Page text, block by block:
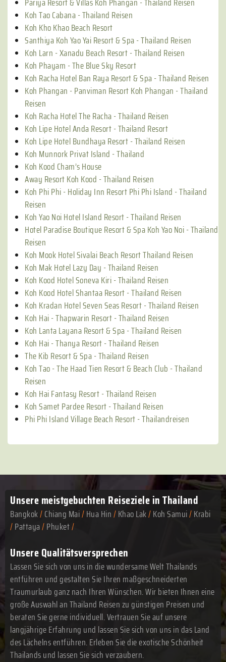
Koh Tao Cabana - Thailand Reisen
Koh Kho Khao Beach Resort
Santhiya Koh Yao Yai Resort & Spa - Thailand Reisen
Koh Larn - Xanadu Beach Resort - Thailand Reisen
Koh Phayam - The Blue Sky Resort
Koh Racha Hotel Ban Raya Resort & Spa - Thailand Reisen
Koh Phangan - Panviman Resort Koh Phangan - Thailand
Reisen
Koh Racha Hotel The Racha - Thailand Reisen
Koh Lipe Hotel Anda Resort - Thailand Resort
Koh Lipe Hotel Bundhaya Resort - Thailand Reisen
Koh Munnork Privat Island - Thailand
Koh Kood Cham’s House
Away Resort Koh Kood - Thailand Reisen
Koh Phi Phi - Holiday Inn Resort Phi Phi Island - Thailand
Reisen
Koh Yao Noi Hotel Island Resort - Thailand Reisen
Hotel Paradise Boutique Resort & Spa Koh Yao Noi - Thailand
Reisen
Koh Mook Hotel Sivalai Beach Resort Thailand Reisen
Koh Mak Hotel Lazy Day - Thailand Reisen
Koh Kood Hotel Soneva Kiri - Thailand Reisen
Koh Kood Hotel Shantaa Resort - Thailand Reisen
Koh Kradan Hotel Seven Seas Resort - Thailand Reisen
Koh Hai - Thapwarin Resort - Thailand Reisen
Koh Lanta Layana Resort & Spa - Thailand Reisen
Koh Hai - Thanya Resort - Thailand Reisen
The Kib Resort & Spa - Thailand Reisen
Koh Tao - The Haad Tien Resort & Beach Club - Thailand
Reisen
Koh Hai Fantasy Resort - Thailand Reisen
Koh Samet Pardee Resort - Thailand Reisen
Phi Phi Island Village Beach Resort - Thailandreisen
Unsere meistgebuchten Reiseziele in Thailand
Bangkok/Chiang Mai/Hua Hin/Khao Lak/Koh Samui/Krabi
/Pattaya/Phuket/
Unsere Qualitätsversprechen
Lassen Sie sich von uns in die wundersame Welt Thailands
entführen und gestalten Sie Ihren maßgeschneiderten
Traumurlaub ganz nach Ihren Wünschen. Wir bieten Ihnen eine
große Auswahl an Thailand Reisen zu günstigen Preisen und
beraten Sie gerne individuell. Vertrauen Sie auf unsere
langjährige Erfahrung und lassen Sie sich von uns in das Land
des Lächelns entführen. Erleben Sie die exotische Schönheit
Thailands und lassen Sie sich verzaubern.